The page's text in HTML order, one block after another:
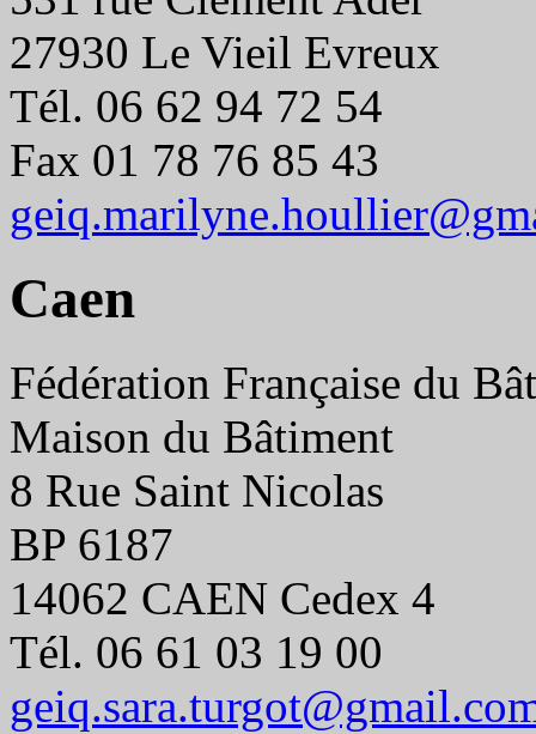
27930 Le Vieil Evreux
Tél. 06 62 94 72 54
Fax 01 78 76 85 43
Caen
Fédération Française du
Maison du Bâtiment
8 Rue Saint Nicolas
BP 6187
14062 CAEN Cedex 4
Tél. 06 61 03 19 00